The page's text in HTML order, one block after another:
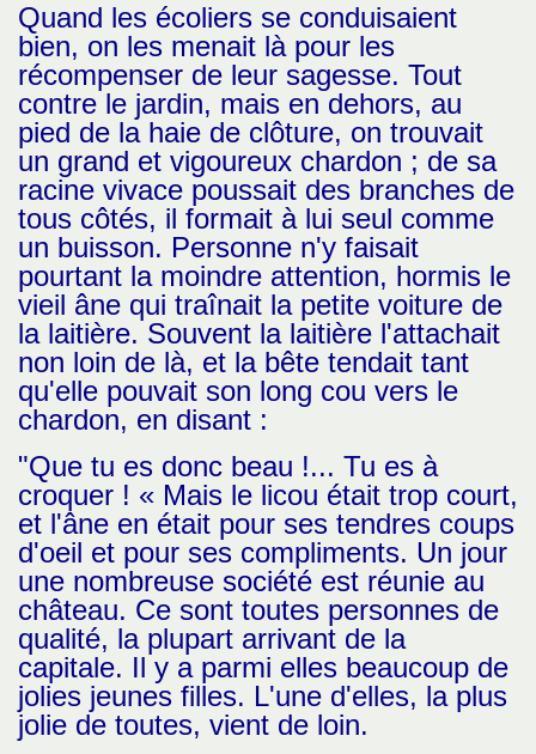
Quand les écoliers se conduisaient
bien, on les menait là pour les
récompenser de leur sagesse. Tout
contre le jardin, mais en dehors, au
pied de la haie de clôture, on trouvait
un grand et vigoureux chardon ; de sa
racine vivace poussait des branches de
tous côtés, il formait à lui seul comme
un buisson. Personne n'y faisait
pourtant la moindre attention, hormis le
vieil âne qui traînait la petite voiture de
la laitière. Souvent la laitière l'attachait
non loin de là, et la bête tendait tant
qu'elle pouvait son long cou vers le
chardon, en disant :
"Que tu es donc beau !... Tu es à
croquer ! « Mais le licou était trop court,
et l'âne en était pour ses tendres coups
d'oeil et pour ses compliments. Un jour
une nombreuse société est réunie au
château. Ce sont toutes personnes de
qualité, la plupart arrivant de la
capitale. Il y a parmi elles beaucoup de
jolies jeunes filles. L'une d'elles, la plus
jolie de toutes, vient de loin.